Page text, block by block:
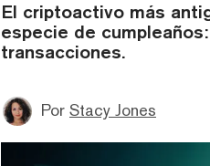
El criptoactivo más
especie de
transacciones.
Por Stacy Jones